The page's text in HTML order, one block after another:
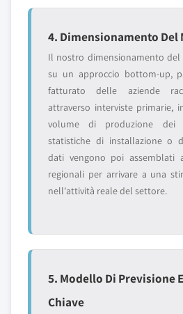
4. Dimensionamento Del
Il nostro dimensionamento
su un approccio bottom-up,
fatturato delle aziende
attraverso interviste primarie,
volume di produzione
statistiche di installazione o
dati vengono poi assemblati
regionali per arrivare a una
nell'attività reale del settore.
5. Modello Di Previsione
Chiave